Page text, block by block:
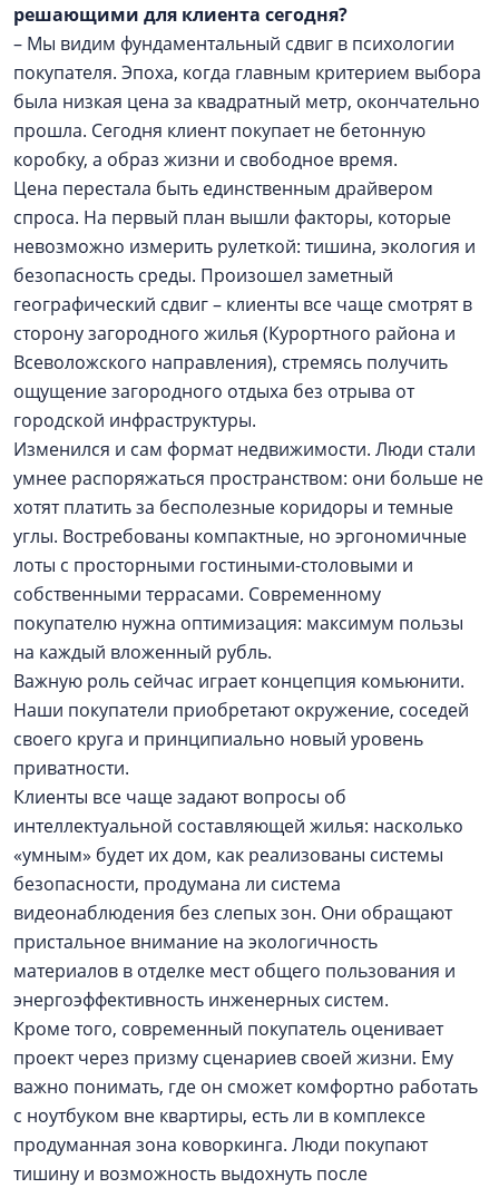
решающими для клиента сегодня?
– Мы видим фундаментальный сдвиг в психологии
покупателя. Эпоха, когда главным критерием выбора
была низкая цена за квадратный метр, окончательно
прошла. Сегодня клиент покупает не бетонную
коробку, а образ жизни и свободное время.
Цена перестала быть единственным драйвером
спроса. На первый план вышли факторы, которые
невозможно измерить рулеткой: тишина, экология и
безопасность среды. Произошел заметный
географический сдвиг – клиенты все чаще смотрят в
сторону загородного жилья (Курортного района и
Всеволожского направления), стремясь получить
ощущение загородного отдыха без отрыва от
городской инфраструктуры.
Изменился и сам формат недвижимости. Люди стали
умнее распоряжаться пространством: они больше не
хотят платить за бесполезные коридоры и темные
углы. Востребованы компактные, но эргономичные
лоты с просторными гостиными-столовыми и
собственными террасами. Современному
покупателю нужна оптимизация: максимум пользы
на каждый вложенный рубль.
Важную роль сейчас играет концепция комьюнити.
Наши покупатели приобретают окружение, соседей
своего круга и принципиально новый уровень
приватности.
Клиенты все чаще задают вопросы об
интеллектуальной составляющей жилья: насколько
«умным» будет их дом, как реализованы системы
безопасности, продумана ли система
видеонаблюдения без слепых зон. Они обращают
пристальное внимание на экологичность
материалов в отделке мест общего пользования и
энергоэффективность инженерных систем.
Кроме того, современный покупатель оценивает
проект через призму сценариев своей жизни. Ему
важно понимать, где он сможет комфортно работать
с ноутбуком вне квартиры, есть ли в комплексе
продуманная зона коворкинга. Люди покупают
тишину и возможность выдохнуть после